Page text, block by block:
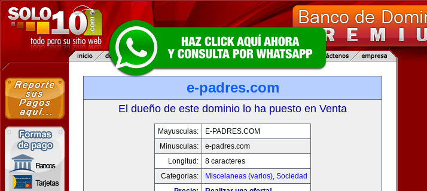
e-padres.com
El dueño de este dominio lo ha puesto en Venta
Mayusculas:
E-PADRES.COM
Minusculas:
e-padres.com
Longitud:
8 caracteres
Categorias:
Miscelaneas (varios), Sociedad